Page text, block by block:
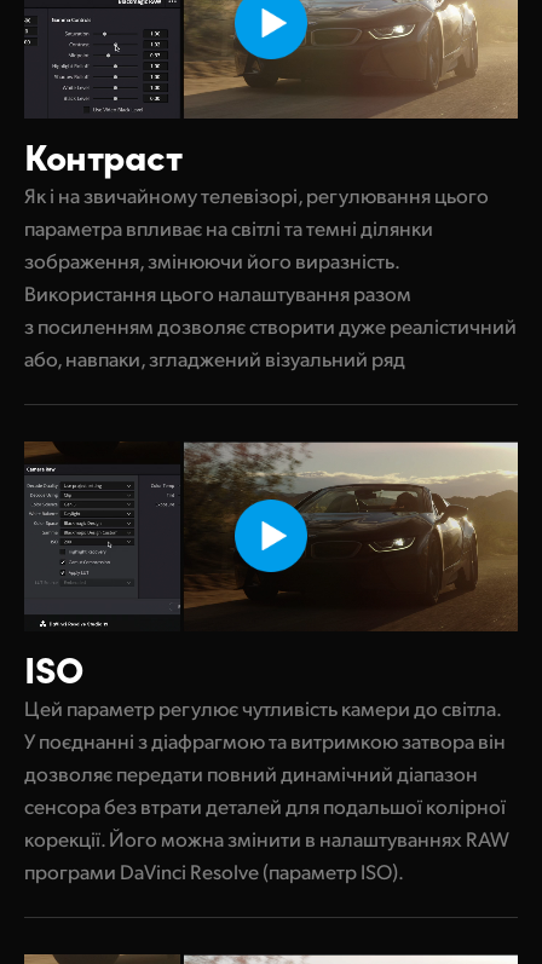
Контраст
Як і на звичайному телевізорі, регулювання цього
параметра впливає на світлі та темні ділянки
зображення, змінюючи його виразність.
Використання цього налаштування разом
з посиленням дозволяє створити дуже реалістичний
або, навпаки, згладжений візуальний ряд
ISO
Цей параметр регулює чутливість камери до світла.
У поєднанні з діафрагмою та витримкою затвора він
дозволяє передати повний динамічний діапазон
сенсора без втрати деталей для подальшої колірної
корекції. Його можна змінити в налаштуваннях RAW
програми DaVinci Resolve (параметр ISO).